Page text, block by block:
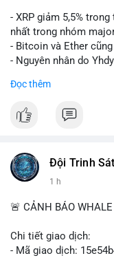
- XRP giảm 5,5%
nhất trong nhóm
- Bitcoin và Ether
- Nguyên nhân do
hè, đẩy việc thảo luận
XRP và Ripple, ảnh
#ripple
📰 Nguồn: CoinDesk
Đọc thêm
Đội Trinh
1 h
🚨 CẢNH BÁO
Chi tiết giao dịch:
- Mã giao dịch: